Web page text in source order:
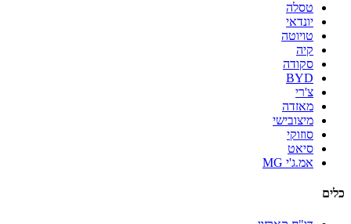
טסלה
יונדאי
טויוטה
קיה
סקודה
BYD
צ'רי
מאזדה
מיצובישי
סוזוקי
סיאט
אמ.ג'י MG
כלים